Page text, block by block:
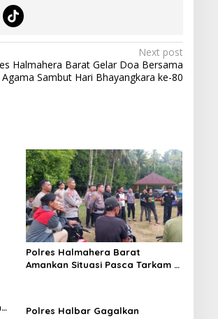
Next post
Halmahera Barat Gelar Doa Bersama
Sambut Hari Bhayangkara ke-80
Polres Halmahera Barat
Amankan Situasi Pasca Tarkam Di
Polres Halbar Gagalkan